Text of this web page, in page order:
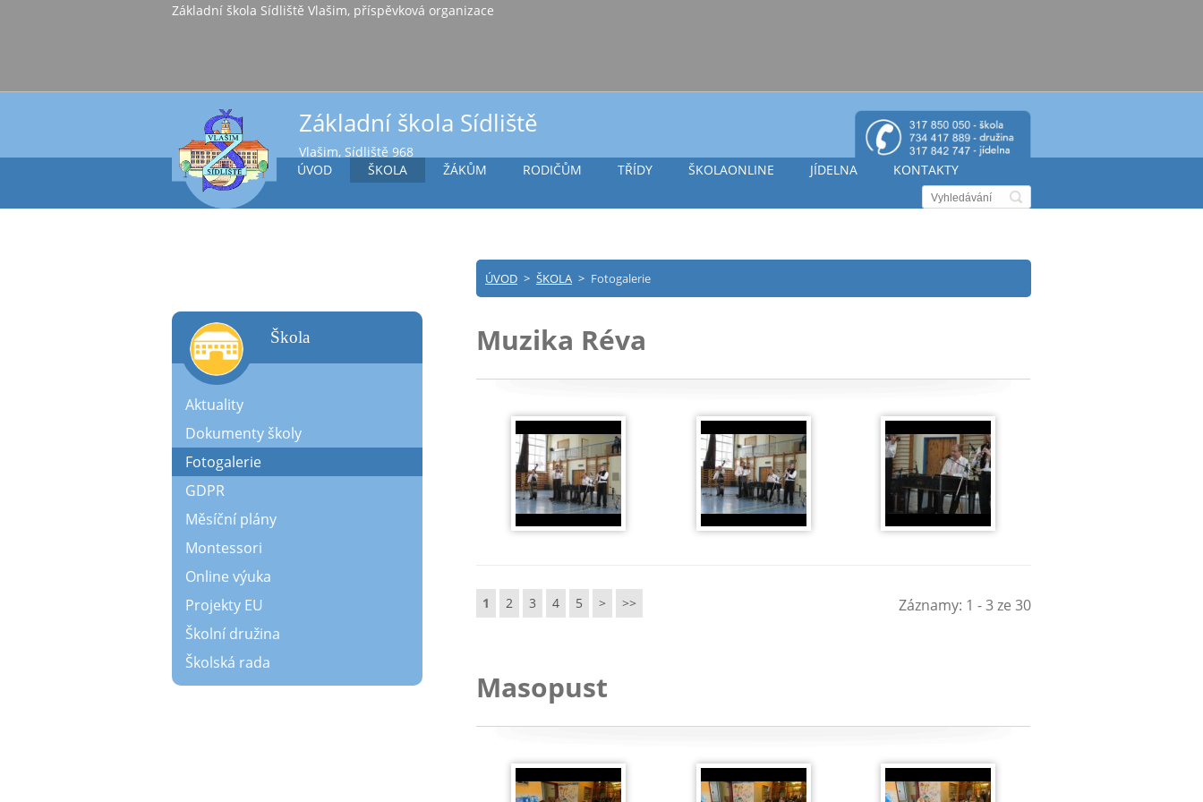
Základní škola Sídliště Vlašim, příspěvková organizace
Základní škola Sídliště
Vlašim, Sídliště 968
ÚVOD
ŠKOLA ŽÁKŮM RODIČŮM TŘÍDY ŠKOLAONLINE JÍDELNA KONTAKTY
ÚVOD >ŠKOLA > Fotogalerie
Muzika Réva
Záznamy: 1 - 3 ze 30
1 2 3 4 5 > >>
Masopust
škola
Aktuality
Dokumenty školy
Fotogalerie
GDPR
Měsíční plány
Montessori
Online výuka
Projekty EU
Školní družina
Školská rada